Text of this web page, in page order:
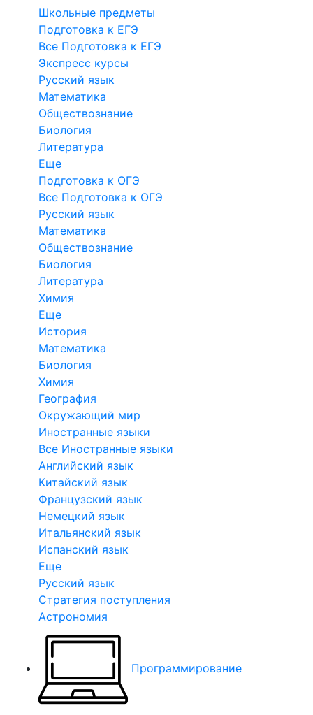
Школьные предметы
Подготовка к ЕГЭ
Все Подготовка к ЕГЭ
Экспресс курсы
Русский язык
Математика
Обществознание
Биология
Литература
Еще
Подготовка к ОГЭ
Все Подготовка к ОГЭ
Русский язык
Математика
Обществознание
Биология
Литература
Химия
Еще
История
Математика
Биология
Химия
География
Окружающий мир
Иностранные языки
Все Иностранные языки
Английский язык
Китайский язык
Французский язык
Немецкий язык
Итальянский язык
Испанский язык
Еще
Русский язык
Стратегия поступления
Астрономия
Программирование